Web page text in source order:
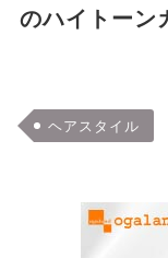
のハイトーン
ヘアスタイル